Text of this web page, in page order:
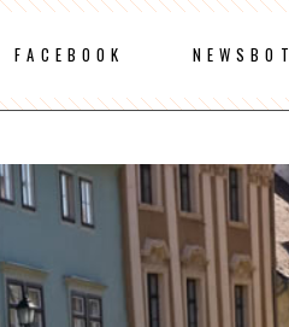
FACEBOOK NEWSBOT